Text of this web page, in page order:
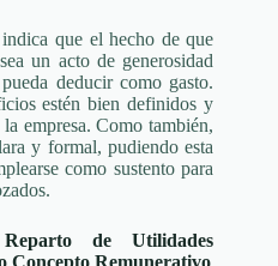
que el hecho de que
un acto de generosidad
deducir como gasto.
estén bien definidos y
empresa. Como también,
y formal, pudiendo esta
como sustento para
de Utilidades
Concepto Remunerativo